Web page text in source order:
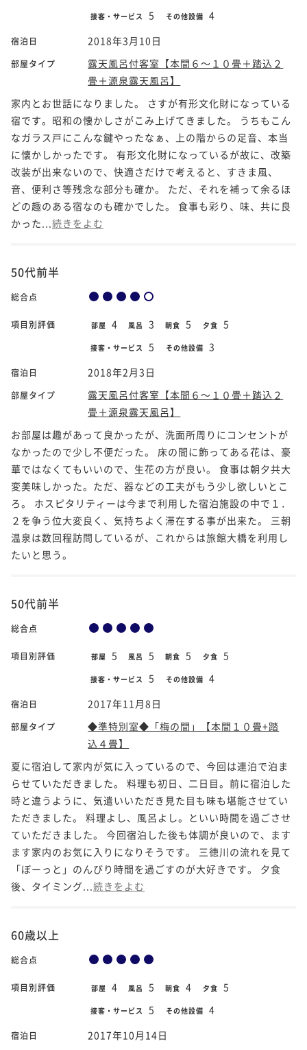
接客・サービス 5 その他設備 4
宿泊日 2018年3月10日
部屋タイプ
露天風呂付客室【本間６～１０畳＋踏込２
畳＋源泉露天風呂】
家内とお世話になりました。 さすが有形文化財になっている
宿です。昭和の懐かしさがこみ上げてきました。 うちもこん
なガラス戸にこんな鍵やったなぁ、上の階からの足音、本当
に懐かしかったです。 有形文化財になっているが故に、改築
改装が出来ないので、快適さだけで考えると、すきま風、
音、便利さ等残念な部分も確か。 ただ、それを補って余るほ
どの趣のある宿なのも確かでした。 食事も彩り、味、共に良
かった... 続きをよむ
50代前半
総合点
項目別評価 部屋 4 風呂 3 朝食 5 夕食 5
接客・サービス 5 その他設備 3
宿泊日 2018年2月3日
部屋タイプ
露天風呂付客室【本間６～１０畳＋踏込２
畳＋源泉露天風呂】
お部屋は趣があって良かったが、洗面所周りにコンセントが
なかったので少し不便だった。 床の間に飾ってある花は、豪
華ではなくてもいいので、生花の方が良い。 食事は朝夕共大
変美味しかった。ただ、器などの工夫がもう少し欲しいとこ
ろ。 ホスピタリティーは今まで利用した宿泊施設の中で１．
２を争う位大変良く、気持ちよく滞在する事が出来た。 三朝
温泉は数回程訪問しているが、これからは旅館大橋を利用し
たいと思う。
50代前半
総合点
項目別評価 部屋 5 風呂 5 朝食 5 夕食 5
接客・サービス 5 その他設備 4
宿泊日 2017年11月8日
部屋タイプ
◆準特別室◆「梅の間」【本間１０畳+踏
込４畳】
夏に宿泊して家内が気に入っているので、今回は連泊で泊ま
らせていただきました。 料理も初日、二日目。前に宿泊した
時と違うように、気遣いいただき見た目も味も堪能させてい
ただきました。 料理よし、風呂よし。といい時間を過ごさせ
ていただきました。 今回宿泊した後も体調が良いので、ます
ます家内のお気に入りになりそうです。 三徳川の流れを見て
「ぼーっと」のんびり時間を過ごすのが大好きです。 夕食
後、タイミング... 続きをよむ
60歳以上
総合点
項目別評価 部屋 4 風呂 5 朝食 4 夕食 5
接客・サービス 5 その他設備 4
宿泊日 2017年10月14日